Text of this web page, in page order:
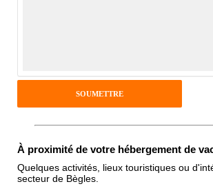
Antispam - Combien font 7x4 (en
chiffres) :
À proximité de votre hébergement de
Quelques activités, lieux touristiques ou
secteur de Bègles.